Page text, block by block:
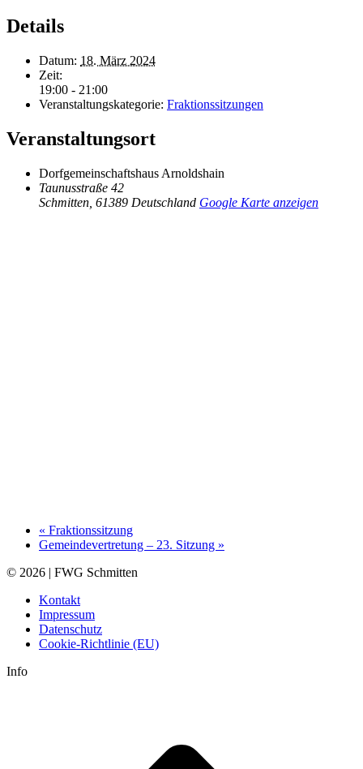
Details
Datum: 18. März 2024
Zeit:
19:00 - 21:00
Veranstaltungskategorie: Fraktionssitzungen
Veranstaltungsort
Dorfgemeinschaftshaus Arnoldshain
Taunusstraße 42
Schmitten 61389 Deutschland Google Karte anzeigen
« Fraktionssitzung
Gemeindevertretung – 23. Sitzung »
© 2026 | FWG Schmitten
Kontakt
Impressum
Datenschutz
Cookie-Richtlinie (EU)
Info